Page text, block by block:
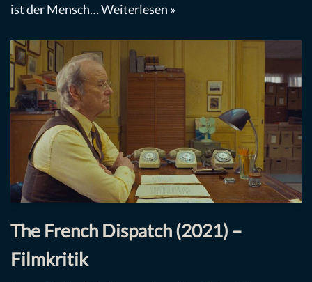
ist der Mensch…Weiterlesen »
The French Dispatch (2021) –
Filmkritik